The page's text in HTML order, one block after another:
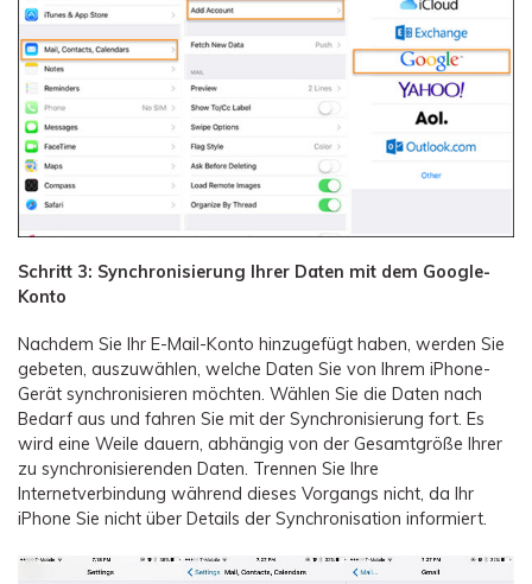
Schritt 3: Synchronisierung Ihrer Daten mit dem Google-
Konto
Nachdem Sie Ihr E-Mail-Konto hinzugefügt haben, werden Sie
gebeten, auszuwählen, welche Daten Sie von Ihrem iPhone-
Gerät synchronisieren möchten. Wählen Sie die Daten nach
Bedarf aus und fahren Sie mit der Synchronisierung fort. Es
wird eine Weile dauern, abhängig von der Gesamtgröße Ihrer
zu synchronisierenden Daten. Trennen Sie Ihre
Internetverbindung während dieses Vorgangs nicht, da Ihr
iPhone Sie nicht über Details der Synchronisation informiert.